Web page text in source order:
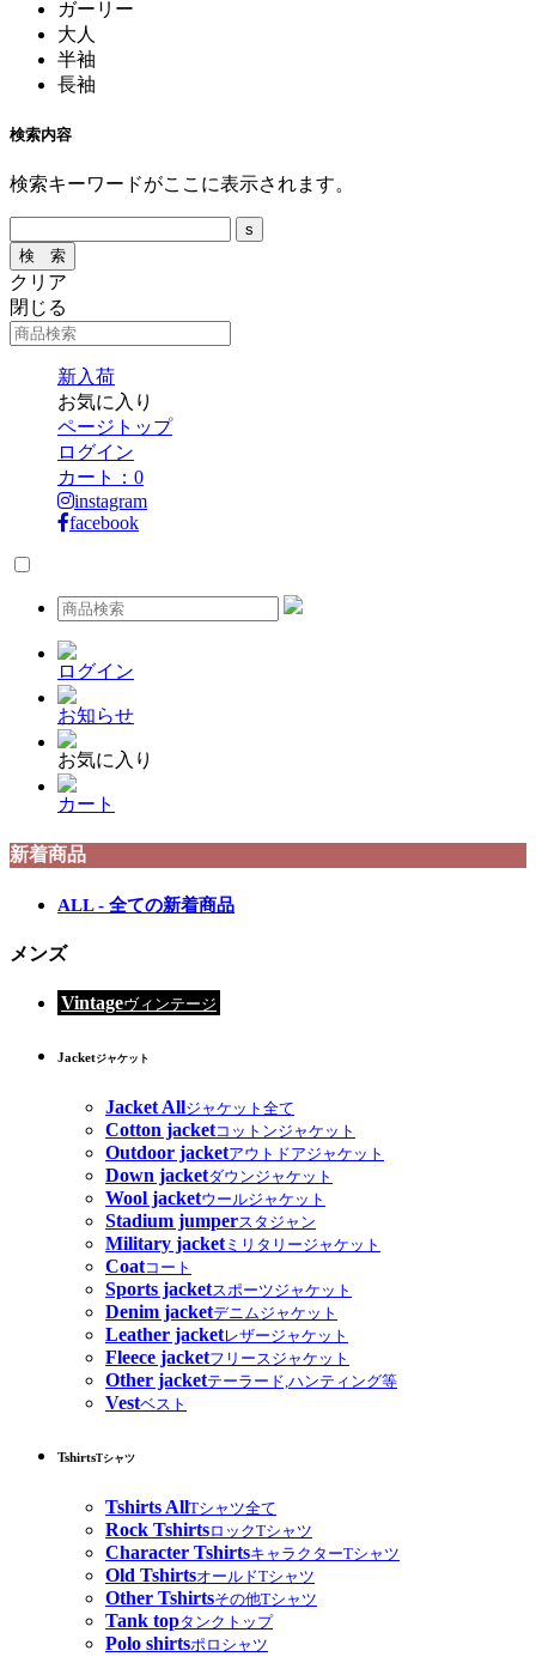
ガーリー
大人
半袖
長袖
検索内容
検索キーワードがここに表示されます。
クリア
閉じる
新入荷
お気に入り
ページトップ
ログイン
カート： 0
instagram
facebook
ログイン
お知らせ
お気に入り
カート
新着商品
ALL - 全ての新着商品
メンズ
Vintageヴィンテージ
Jacketジャケット
Jacket Allジャケット全て
Cotton jacketコットンジャケット
Outdoor jacketアウトドアジャケット
Down jacketダウンジャケット
Wool jacketウールジャケット
Stadium jumperスタジャン
Military jacketミリタリージャケット
Coatコート
Sports jacketスポーツジャケット
Denim jacketデニムジャケット
Leather jacketレザージャケット
Fleece jacketフリースジャケット
Other jacketテーラード,ハンティング等
Vestベスト
TshirtsTシャツ
Tshirts AllTシャツ全て
Rock TshirtsロックTシャツ
Character TshirtsキャラクターTシャツ
Old TshirtsオールドTシャツ
Other Tshirtsその他Tシャツ
Tank topタンクトップ
Polo shirtsポロシャツ